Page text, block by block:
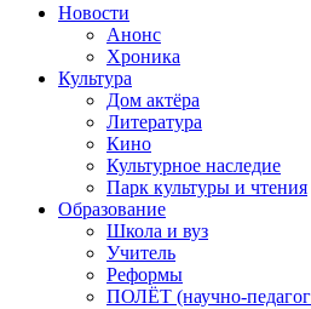
Новости
Анонс
Хроника
Культура
Дом актёра
Литература
Кино
Культурное наследие
Парк культуры и чтения
Образование
Школа и вуз
Учитель
Реформы
ПОЛЁТ (научно-